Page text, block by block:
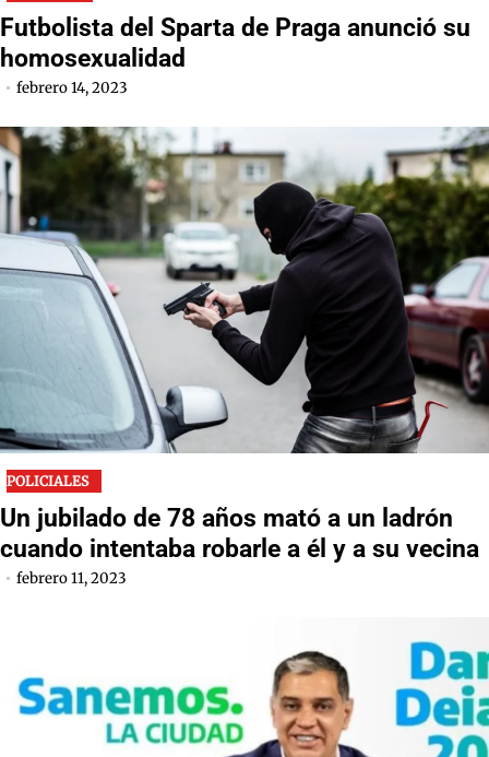
Futbolista del Sparta de Praga anunció su
homosexualidad
febrero 14, 2023
POLICIALES
Un jubilado de 78 años mató a un ladrón
cuando intentaba robarle a él y a su vecina
febrero 11, 2023